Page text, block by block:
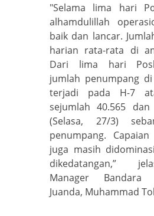
"Selama lima hari
alhamdulillah
baik dan lancar.
harian rata-rata di
Dari lima hari
jumlah penumpang
terjadi pada H-7
sejumlah 40.565
(Selasa, 27/3)
penumpang.
juga masih
dikedatangan,”
Manager Bandara
Juanda, Muhammad